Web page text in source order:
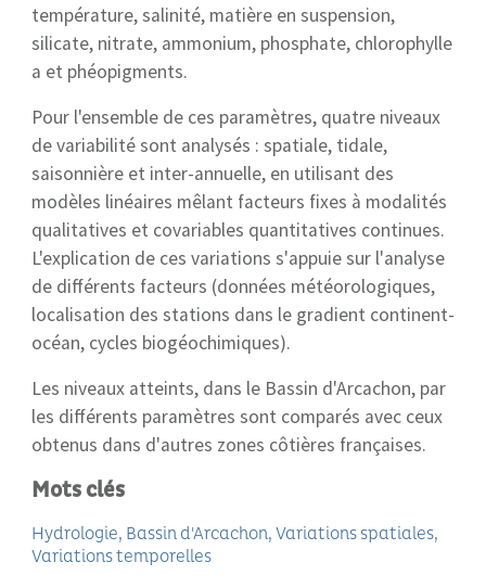
température, salinité, matière en suspension,
silicate, nitrate, ammonium, phosphate, chlorophylle
a et phéopigments.
Pour l'ensemble de ces paramètres, quatre niveaux
de variabilité sont analysés : spatiale, tidale,
saisonnière et inter-annuelle, en utilisant des
modèles linéaires mêlant facteurs fixes à modalités
qualitatives et covariables quantitatives continues.
L'explication de ces variations s'appuie sur l'analyse
de différents facteurs (données météorologiques,
localisation des stations dans le gradient continent-
océan, cycles biogéochimiques).
Les niveaux atteints, dans le Bassin d'Arcachon, par
les différents paramètres sont comparés avec ceux
obtenus dans d'autres zones côtières françaises.
Mots clés
Hydrologie Bassin d'Arcachon Variations spatiales
Variations temporelles